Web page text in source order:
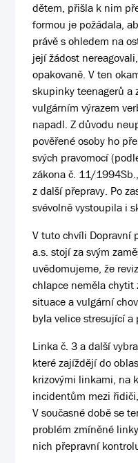
dětem, přišla k nim
formou je požádala,
právě s ohledem na
její žádost
opakovaně. V ten
skupinky teenagerů a
vulgárním výrazem
napadl. Z důvodu
pověřené osoby ho
svých pravomocí
zákona č. 11/
z další přepravy. Po
svévolně vystoupila i
V tuto chvíli Dopravní
a.s. stojí za svým
uvědomujeme, že
chlapce neměla
situace a vulgární
byla velice stresující a
Linka č. 3 a další
které zajíždějí do
krizovými linkami, na
incidentům mezi
V současné době se
problém zmíněné
nich přepravní